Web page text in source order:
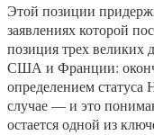
Этой позиции
заявлениях которой
позиция трех великих
США и Франции:
определением
случае — и это
остается одной из